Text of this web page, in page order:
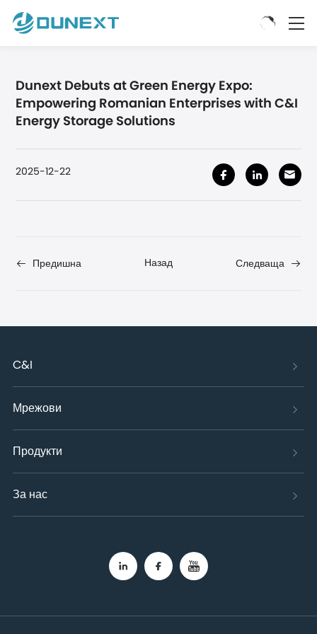
Dunext Debuts at Green Energy Expo:
Empowering Romanian Enterprises with C&I
Energy Storage Solutions
2025-12-22
Предишна Назад Следваща
C&I
Мрежови
Продукти
За нас